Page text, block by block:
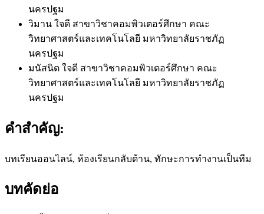
นครปฐม
วิมาน ใจดี สาขาวิชาคอมพิวเตอร์ศึกษา คณะ
วิทยาศาสตร์และเทคโนโลยี มหาวิทยาลัยราชภัฏ
นครปฐม
มนัสนิต ใจดี สาขาวิชาคอมพิวเตอร์ศึกษา คณะ
วิทยาศาสตร์และเทคโนโลยี มหาวิทยาลัยราชภัฏ
นครปฐม
คำสำคัญ:
บทเรียนออนไลน์, ห้องเรียนกลับด้าน, ทักษะการทำงานเป็นทีม
บทคัดย่อ